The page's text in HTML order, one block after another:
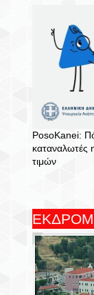
PosoKanei:
καταναλωτές
τιμών